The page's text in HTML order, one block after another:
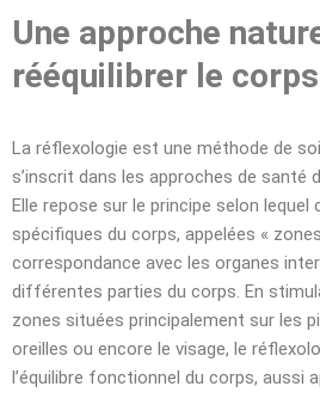
Une approche
rééquilibrer le corps
La réflexologie est une méthode de
s’inscrit dans les approches de santé
Elle repose sur le principe selon lequel
spécifiques du corps, appelées «
correspondance avec les organes
différentes parties du corps. En
zones situées principalement sur les
oreilles ou encore le visage, le
l’équilibre fonctionnel du corps, aussi